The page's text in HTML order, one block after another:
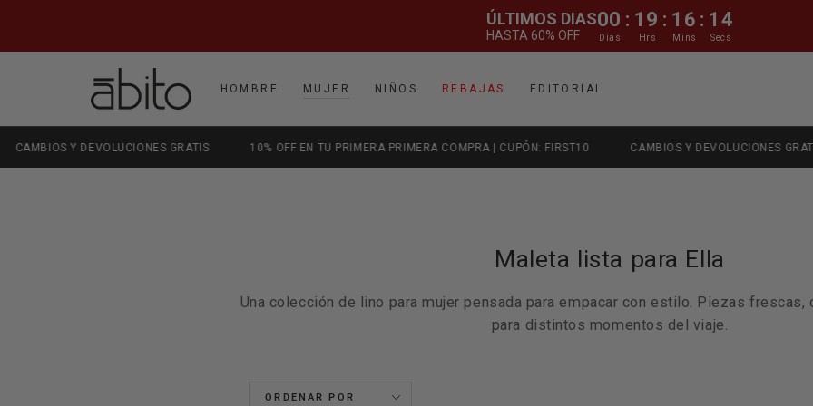
ÚLTIMOS DIAS
HASTA 60% OFF
00 : 19 : 16 : 12
Dias Hrs Mins Secs
HOMBRE MUJER NIÑOS REBAJAS EDITORIAL
GRATIS 10% OFF EN TU PRIMERA PRIMERA COMPRA | CUPÓN: FIRST10 CAMBIOS Y DEVOLUCIONES GRATIS ENVIO
Colección:
Maleta lista para Ella
Una colección de lino para mujer pensada para empacar con estilo. Piezas
para distintos momentos del viaje.
ORDENAR POR